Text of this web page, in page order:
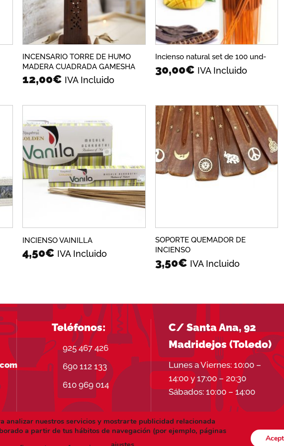
INCENSARIO TORRE DE HUMO
MADERA CUADRADA GAMESHA
12,00€ IVA Incluido
Incienso natural set de 100 und-
30,00€ IVA Incluido
INCIENSO VAINILLA
4,50€ IVA Incluido
Añadir
a la
lista de
deseos
SOPORTE QUEMADOR DE
INCIENSO
3,50€ IVA Incluido
Teléfonos:
925 467 426
690 112 133
610 969 014
C/ Santa Ana, 92
Madridejos (Toledo)
Lunes a Viernes: 10:00 –
14:00 y 17:00 – 20:30
Sábados: 10:00 – 14:00
analizar nuestros servicios y mostrarte publicidad relacionada
a partir de tus hábitos de navegación (por ejemplo, páginas